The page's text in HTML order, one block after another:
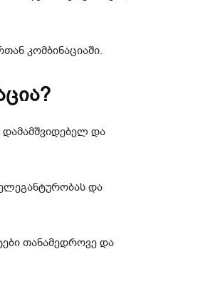
კომბინაციაში.
დამამშვიდებელ და
და
თანამედროვე და